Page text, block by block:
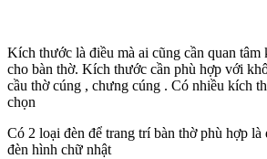
Kích thước là điều mà ai cũng cần quan tâm
cho bàn thờ. Kích thước cần phù hợp với
cầu thờ cúng , chưng cúng . Có nhiều kích
chọn
Có 2 loại đèn để trang trí bàn thờ phù hợp là
đèn hình chữ nhật